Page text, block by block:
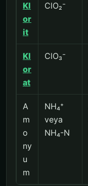
Kl
or
it
ClO₂⁻
Kl
or
at
ClO₃⁻
A
m
o
ny
u
m
NH₄⁺
veya
NH₄-N